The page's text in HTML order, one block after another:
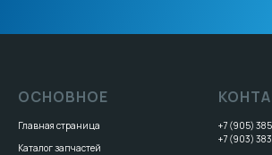
ОСНОВНОЕ
Главная страница
Каталог запчастей
+7 (905)
+7 (903)